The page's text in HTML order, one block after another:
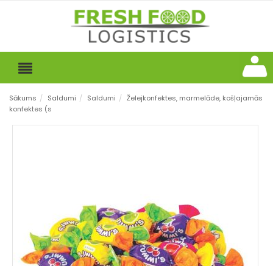
Sākums / Saldumi / Saldumi / Želejkonfektes, marmelāde, košļajamās
konfektes (s